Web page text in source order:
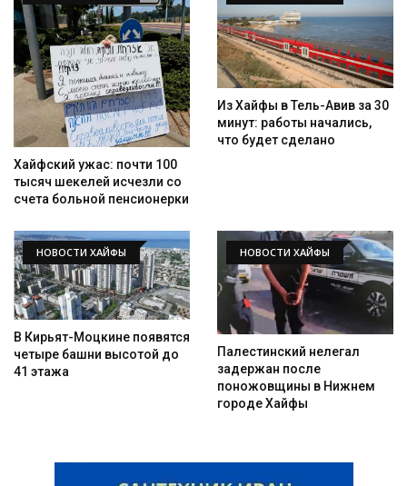
Хайфский ужас: почти 100
тысяч шекелей исчезли со
счета больной пенсионерки
Из Хайфы в Тель-Авив за 30
минут: работы начались,
что будет сделано
НОВОСТИ ХАЙФЫ
В Кирьят-Моцкине появятся
четыре башни высотой до
41 этажа
НОВОСТИ ХАЙФЫ
Палестинский нелегал
задержан после
поножовщины в Нижнем
городе Хайфы